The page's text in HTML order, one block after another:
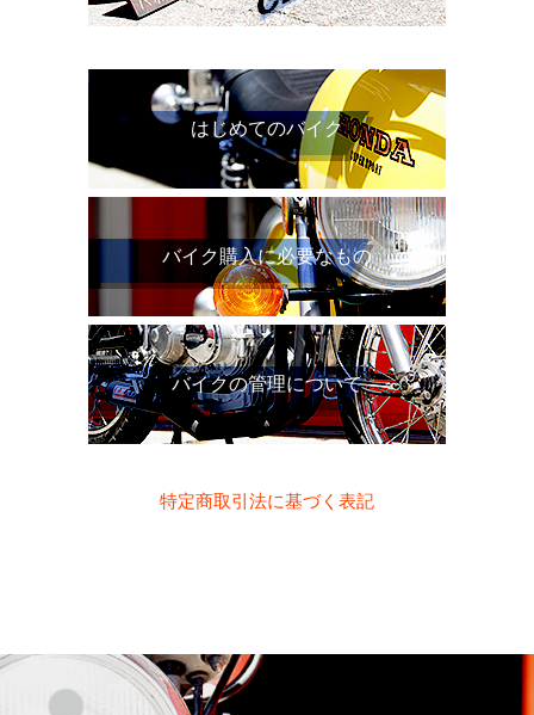
はじめてのバイク
バイク購入に必要なもの
バイクの管理について
特定商取引法に基づく表記